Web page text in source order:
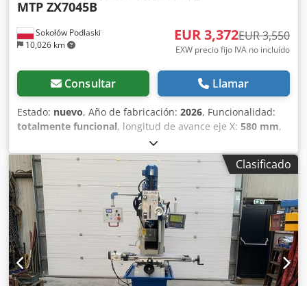
Sokołów Podlaski
10,026 km
MTP ZX7045B
EUR 3,372EUR 3,550
EXW precio fijo IVA no incluído
Consultar Llamar
Estado: nuevo, Año de fabricación: 2026, Funcionalidad:
totalmente funcional, longitud de avance eje X: 580 mm,
200 mm
Z:130 mm, recorrido eje X:580 mm, recorrido del eje Y:
200 mm
, recorrido del eje Z:130 mm
, velocidad del
cabezal (máx.):3,200 rpm, velocidad del husillo (min.):
rpm, montaje del husillo:MK 4, profundidad de garganta:
286 mm, diámetro de la pluma:130 mm, recorrido de
oscilación:
130 mm, tipo de corriente de entrada: trifásico,
longitud total:
860 mm , altura total:1,200 mm, ancho de la
mesa:240 mm, tensión de entrada:400 V , ancho total:740
mm, longitud de la mesa:800 mm
, capacidad de
Clasificado